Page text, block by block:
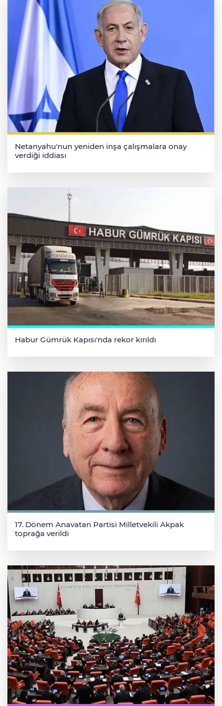
Netanyahu'nun yeniden inşa çalışmalara onay
verdiği iddiası
Habur Gümrük Kapısı'nda rekor kırıldı
17. Dönem Anavatan Partisi Milletvekili Akpak
toprağa verildi